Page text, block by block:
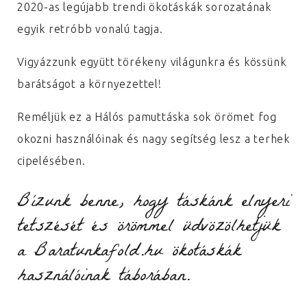
2020-as legújabb trendi ökotáskák sorozatának
egyik retróbb vonalú tagja.
Vigyázzunk együtt törékeny világunkra és kössünk
barátságot a környezettel!
Reméljük ez a Hálós pamuttáska sok örömet fog
okozni használóinak és nagy segítség lesz a terhek
cipelésében.
Bízunk benne, hogy táskánk elnyeri
tetszését és örömmel üdvözölhetjük
a Baratunkafold.hu ökotáskák
használóinak táborában.